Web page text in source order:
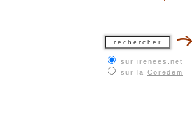
sur irenees.net
sur la Coredem